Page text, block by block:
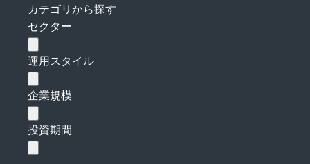
カテゴリから探す
セクター
運用スタイル
企業規模
投資期間